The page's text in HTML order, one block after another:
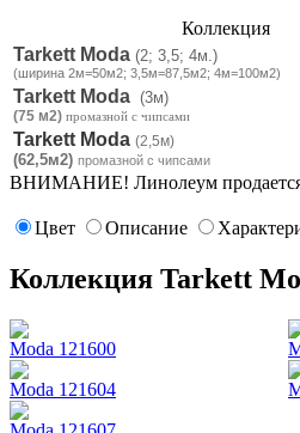
Коллекция
Tarkett Moda (2; 3,5; 4м.)
(ширина 2м=50м2; 3,5м=87,5м2; 4м=100м2)
Tarkett Moda (3м)
(75 м2) промазной с чипсами
Tarkett Moda (2,5м)
(62,5м2) промазной с чипсами
ВНИМАНИЕ! Линолеум продается
Цвет Описание
Коллекция Tarkett
Moda 121600
Moda 121604